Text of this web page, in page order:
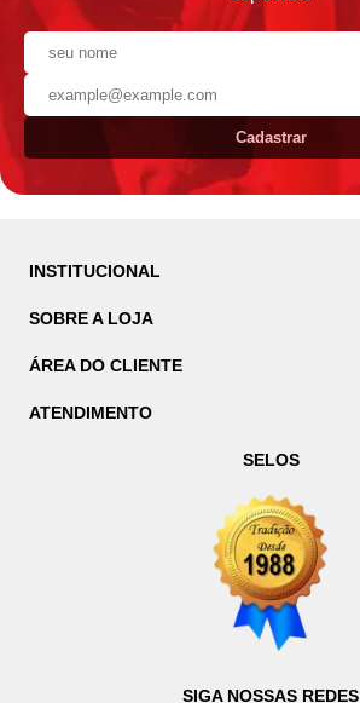
Cadastrar
INSTITUCIONAL
SOBRE A LOJA
ÁREA DO CLIENTE
ATENDIMENTO
SELOS
SIGA NOSSAS REDES